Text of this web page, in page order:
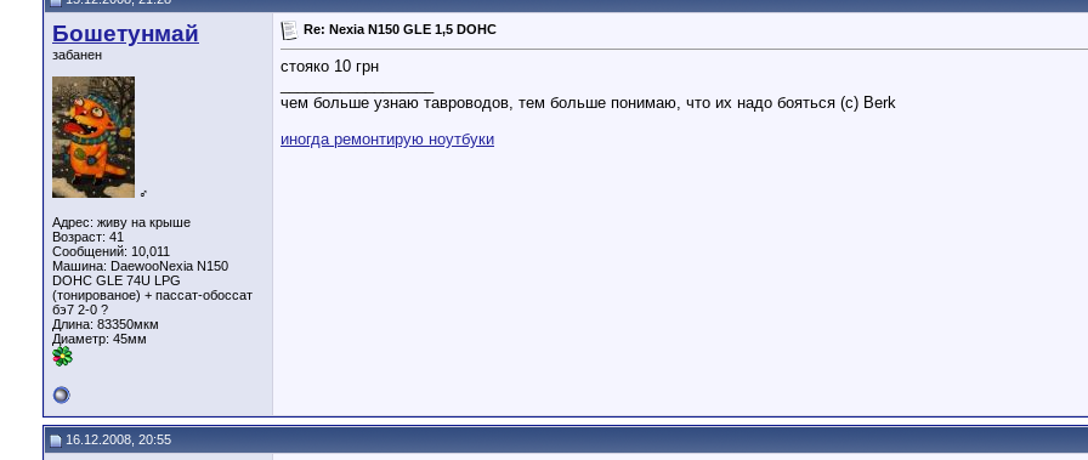
Бошетунмай
забанен
♂
Адрес: живу на крыше
Возраст: 41
Сообщений: 10,011
Машина: DaewooNexia N150
DOHC GLE 74U LPG
(тонированое) + пассат-обоссат
бэ7 2-0 ?
Длина: 83350мкм
Диаметр: 45мм
Re: Nexia N150 GLE 1,5 DOHC
стояко 10 грн
чем больше узнаю тавроводов, тем больше понимаю, что их надо бояться (с) Berk
иногда ремонтирую ноутбуки
16.12.2008, 20:55